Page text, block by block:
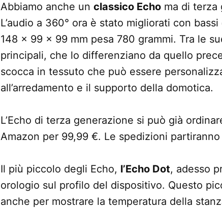
Abbiamo anche un classico Echo ma di terza
L’audio a 360° ora è stato migliorati con
148 x 99 x 99 mm pesa 780 grammi. Tra le
principali, che lo differenziano da quello
scocca in tessuto che può essere
all’arredamento e il supporto della domotica.
L’Echo di terza generazione si può già
Amazon per 99,99 €. Le spedizioni
Il più piccolo degli Echo, l’Echo Dot, adesso
orologio sul profilo del dispositivo. Questo
anche per mostrare la temperatura della